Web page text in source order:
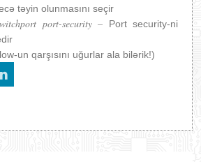
təyin olunmasını seçir
port-security – Port security-ni
un qarşısını uğurlar ala bilərik!)